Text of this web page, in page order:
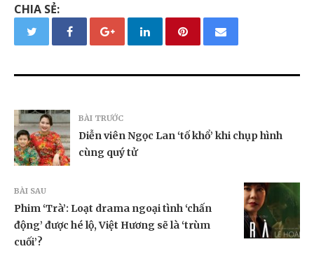
CHIA SẺ:
BÀI TRƯỚC
Diễn viên Ngọc Lan ‘tố khổ’ khi chụp hình
cùng quý tử
BÀI SAU
Phim ‘Trà’: Loạt drama ngoại tình ‘chấn
động’ được hé lộ, Việt Hương sẽ là ‘trùm
cuối’?